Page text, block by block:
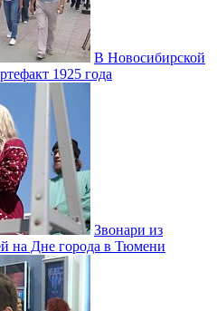
В Новосибирской
1925 года
Звонари из
на Дне города в Тюмени